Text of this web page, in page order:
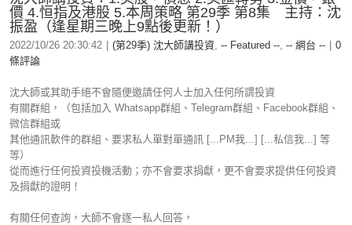
價 4.恒指及港股 5.本周策略 第29季 第8集 主持：沈
振盈（逢星期三晚上9點後更新！）
2022/10/26 20:30:42 (第29季) 沈大師講投資, -- Featured --, -- 網台 --
0
條評論
沈大師或其助手絕不會隨便邀請任何人士加入任何所謂投資
有關群組，（包括加入 Whatsapp群組、Telegram群組、Facebook群組、
微信群組或
其他通訊軟件的群組、要求私人單對單通訊 [...PM我...] [...私信我...] 等
等）
從而進行任何投資投機活動；亦不會要求捐獻，更不會要求提供任何投資
及捐獻的證明！
有關任何查詢，大師不會逐一私人回答，